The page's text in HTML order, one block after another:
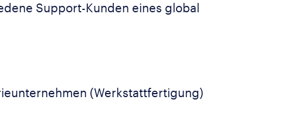
Support-Kunden eines global
(Werkstattfertigung)